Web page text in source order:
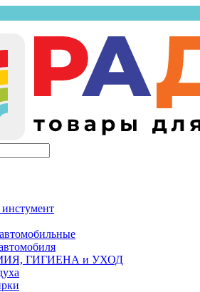
ГИГИЕНА и УХОД